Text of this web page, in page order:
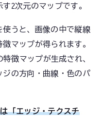
2次元のマップです。
うと、画像の中で縦線
マップが得られます。
徴マップが生成され、
の方向・曲線・色のパ
「エッジ・テクスチ